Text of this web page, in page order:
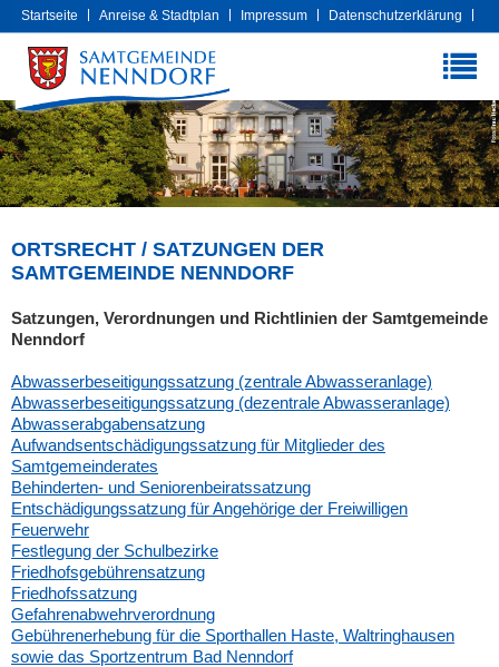
Startseite Anreise & Stadtplan Impressum Datenschutzerklärung
Cookies
ORTSRECHT / SATZUNGEN DER
SAMTGEMEINDE NENNDORF
Satzungen, Verordnungen und Richtlinien der Samtgemeinde
Nenndorf
Abwasserbeseitigungssatzung (zentrale Abwasseranlage)
Abwasserbeseitigungssatzung (dezentrale Abwasseranlage)
Abwasserabgabensatzung
Aufwandsentschädigungssatzung für Mitglieder des
Samtgemeinderates
Behinderten- und Seniorenbeiratssatzung
Entschädigungssatzung für Angehörige der Freiwilligen
Feuerwehr
Festlegung der Schulbezirke
Friedhofsgebührensatzung
Friedhofssatzung
Gefahrenabwehrverordnung
Gebührenerhebung für die Sporthallen Haste, Waltringhausen
sowie das Sportzentrum Bad Nenndorf